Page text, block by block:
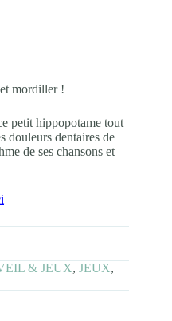
mordiller !
petit hippopotame tout
douleurs dentaires de
de ses chansons et
& JEUX, JEUX,